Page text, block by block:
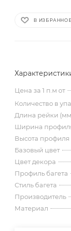
В ИЗБРАННОЕ
Цена за 1 п.м от
Количество в
Длина рейки
Ширина
Высота профиля
Базовый цвет
Цвет декора
Профиль багета
Стиль багета
Производитель
Материал